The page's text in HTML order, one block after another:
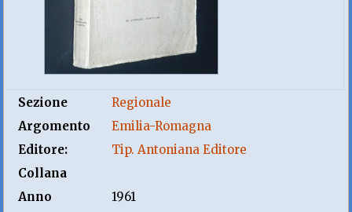
Sezione
Regionale
Argomento
Emilia-Romagna
Editore:
Tip. Antoniana Editore
Collana
Anno
1961